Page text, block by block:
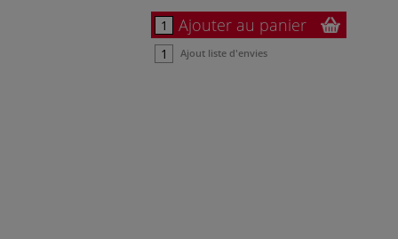
Ajouter au panier
Ajout liste d'envies